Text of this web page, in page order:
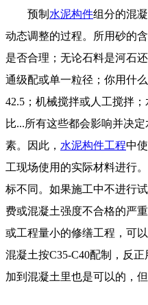
预制 水泥构件组分的混
动态调整的过程。所用砂的
是否合理；无论石料是河石
通级配或单一粒径；你用什
42.5；机械搅拌或人工搅拌
比...所有这些都会影响并决
素。因此， 水泥构件工程中
工现场使用的实际材料进行
标不同。如果施工中不进行
费或混凝土强度不合格的严
或工程量小的修缮工程，可
混凝土按C35-C40配制，反
加到混凝土里也是可以的，